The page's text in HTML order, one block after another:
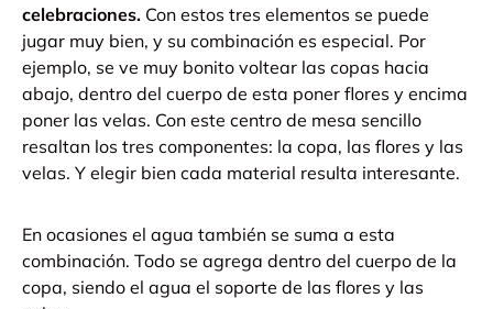
celebraciones. Con estos tres elementos se puede
jugar muy bien, y su combinación es especial. Por
ejemplo, se ve muy bonito voltear las copas hacia
abajo, dentro del cuerpo de esta poner flores y encima
poner las velas. Con este centro de mesa sencillo
resaltan los tres componentes: la copa, las flores y las
velas. Y elegir bien cada material resulta interesante.
En ocasiones el agua también se suma a esta
combinación. Todo se agrega dentro del cuerpo de la
copa, siendo el agua el soporte de las flores y las